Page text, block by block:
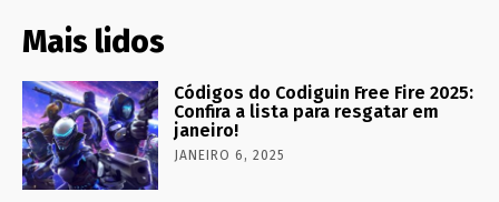
Mais lidos
Códigos do Codiguin Free Fire 2025:
Confira a lista para resgatar em
janeiro!
JANEIRO 6, 2025